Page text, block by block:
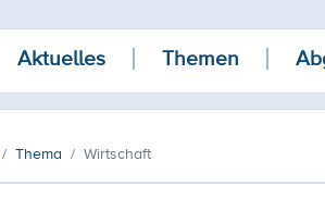
Aktuelles Themen
Thema Wirtschaft